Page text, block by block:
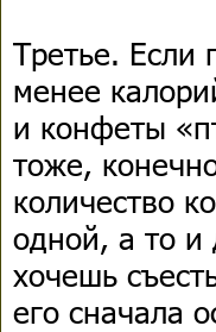
Третье. Если
менее
и конфеты
тоже,
количество
одной, а то и
хочешь
его сначала